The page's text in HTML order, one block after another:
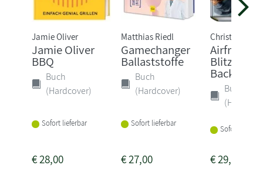
Jamie Oliver
Jamie Oliver
BBQ
Buch
(Hardcover)
Sofort lieferbar
€28,00
Matthias Riedl
Gamechanger
Ballaststoffe
Buch
(Hardcover)
Sofort lieferbar
€27,00
Christian
Airfryer-
Backen
Buch
Sofort
€29,95